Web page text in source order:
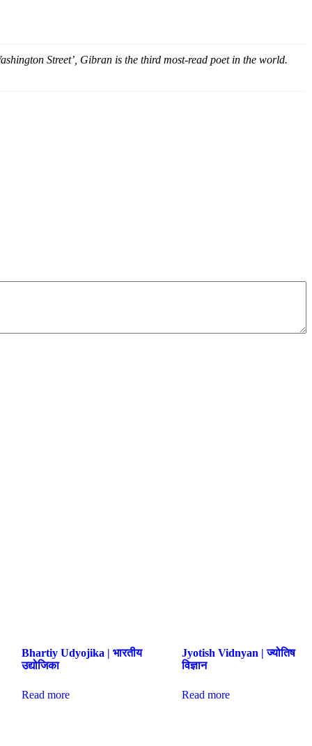
Street’, Gibran is the third most-read poet in the world.
Bhartiy Udyojika | भारतीय
उद्योजिका
Read more
Jyotish Vidnyan | ज्योतिष
विज्ञान
Read more